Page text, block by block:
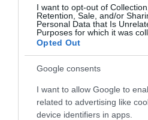
I want to opt-out of
Retention, Sale, and/or
Personal Data that Is
Purposes for which it was
Opted Out
Google consents
I want to allow Google to
related to advertising like
device identifiers in apps.